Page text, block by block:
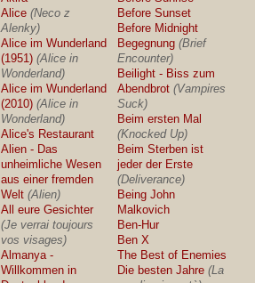
Alice (Neco z
Alenky)
Alice im Wunderland
(1951) (Alice in
Wonderland)
Alice im Wunderland
(2010) (Alice in
Wonderland)
Alice's Restaurant
Alien - Das
unheimliche Wesen
aus einer fremden
Welt (Alien)
All eure Gesichter
(Je verrai toujours
vos visages)
Almanya -
Willkommen in
Before Sunset
Before Midnight
Begegnung (Brief
Encounter)
Beilight - Biss zum
Abendbrot (Vampires
Suck)
Beim ersten Mal
(Knocked Up)
Beim Sterben ist
jeder der Erste
(Deliverance)
Being John
Malkovich
Ben-Hur
Ben X
The Best of Enemies
Die besten Jahre (La